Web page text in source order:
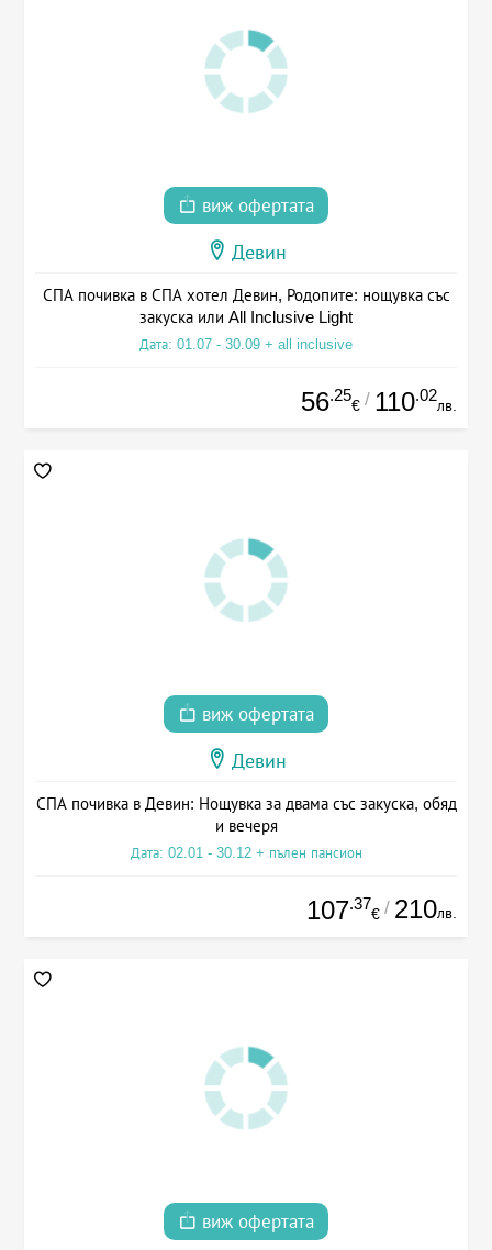
виж офертата
Девин
СПА почивка в СПА хотел Девин, Родопите: нощувка със
закуска или All Inclusive Light
Дата: 01.07 - 30.09 + all inclusive
56.25
€ / 110.02
лв.
виж офертата
Девин
СПА почивка в Девин: Нощувка за двама със закуска, обяд
и вечеря
Дата: 02.01 - 30.12 + пълен пансион
107.37
€ / 210лв.
виж офертата